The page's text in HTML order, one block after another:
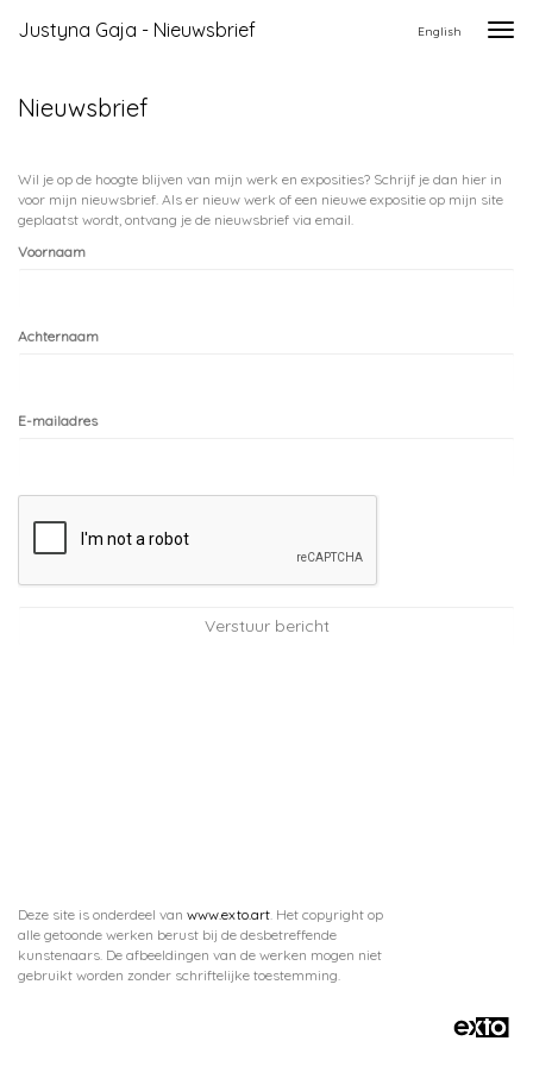
Justyna Gaja - Nieuwsbrief English
Nieuwsbrief
Wil je op de hoogte blijven van mijn werk en exposities? Schrijf je dan hier in
voor mijn nieuwsbrief. Als er nieuw werk of een nieuwe expositie op mijn site
geplaatst wordt, ontvang je de nieuwsbrief via email.
Voornaam
Achternaam
E-mailadres
Deze site is onderdeel van www.exto.art. Het copyright op
alle getoonde werken berust bij de desbetreffende
kunstenaars. De afbeeldingen van de werken mogen niet
gebruikt worden zonder schriftelijke toestemming.